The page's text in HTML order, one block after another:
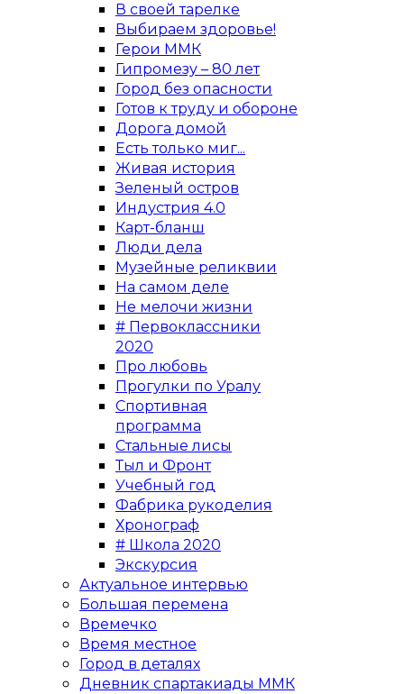
В своей тарелке
Выбираем здоровье!
Герои ММК
Гипромезу – 80 лет
Город без опасности
Готов к труду и обороне
Дорога домой
Есть только миг...
Живая история
Зеленый остров
Индустрия 4.0
Карт-бланш
Люди дела
Музейные реликвии
На самом деле
Не мелочи жизни
# Первоклассники
2020
Про любовь
Прогулки по Уралу
Спортивная
программа
Стальные лисы
Тыл и Фронт
Учебный год
Фабрика рукоделия
Хронограф
# Школа 2020
Экскурсия
Актуальное интервью
Большая перемена
Времечко
Время местное
Город в деталях
Дневник спартакиады ММК